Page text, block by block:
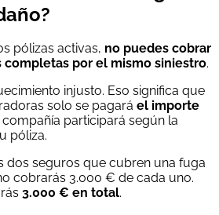
pólizas activas, no puedes cobrar
completas por el mismo siniestro.
injusto. Eso significa que
solo se pagará el importe
compañía participará según la
póliza.
dos seguros que cubren una fuga
cobrarás 3.000 € de cada uno.
3.000 € en total.